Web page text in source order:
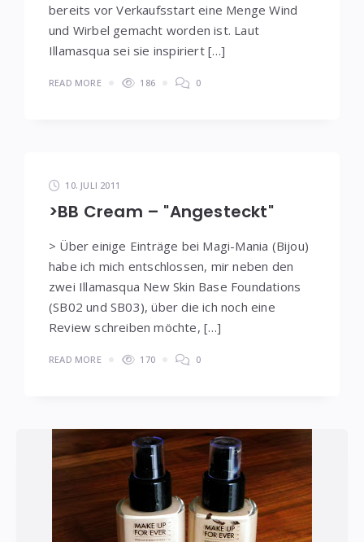
bereits vor Verkaufsstart eine Menge Wind
und Wirbel gemacht worden ist. Laut
Illamasqua sei sie inspiriert […]
READ MORE 186 0
10. JULI 2011
>BB Cream – "Angesteckt"
> Über einige Einträge bei Magi-Mania (Bijou)
habe ich mich entschlossen, mir neben den
zwei Illamasqua New Skin Base Foundations
(SB02 und SB03), über die ich noch eine
Review schreiben möchte, […]
READ MORE 170 0